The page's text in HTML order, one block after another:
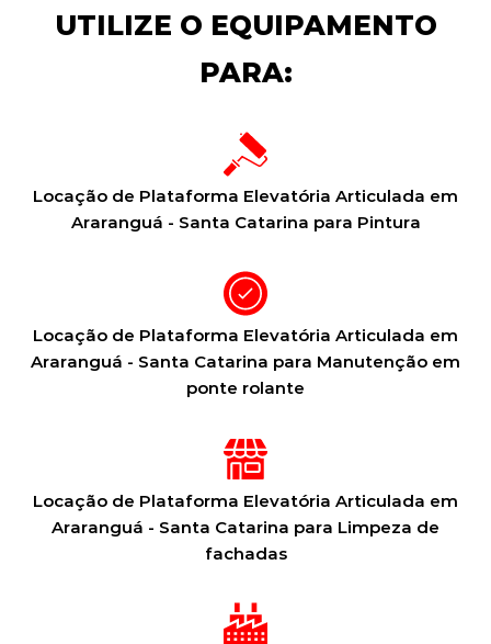
UTILIZE O EQUIPAMENTO
PARA:
Locação de Plataforma Elevatória Articulada em
Araranguá - Santa Catarina para Pintura
Locação de Plataforma Elevatória Articulada em
Araranguá - Santa Catarina para Manutenção em
ponte rolante
Locação de Plataforma Elevatória Articulada em
Araranguá - Santa Catarina para Limpeza de
fachadas